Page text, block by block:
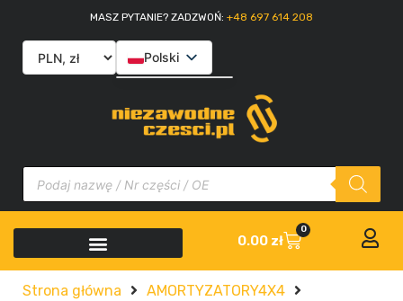
MASZ PYTANIE? ZADZWOŃ: +48 697 614 208
Polski
Slovenčina
0.00 zł
0
Strona główna AMORTYZATORY4X4